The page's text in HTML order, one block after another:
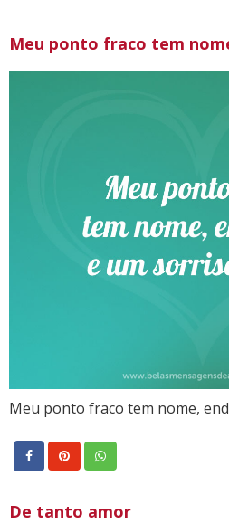
Meu ponto fraco tem
Meu ponto fraco tem nome,
De tanto amor